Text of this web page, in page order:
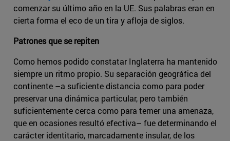
comenzar su último año en la UE. Sus palabras eran en
cierta forma el eco de un tira y afloja de siglos.
Patrones que se repiten
Como hemos podido constatar Inglaterra ha mantenido
siempre un ritmo propio. Su separación geográfica del
continente –a suficiente distancia como para poder
preservar una dinámica particular, pero también
suficientemente cerca como para temer una amenaza,
que en ocasiones resultó efectiva– fue determinando el
carácter identitario, marcadamente insular, de los